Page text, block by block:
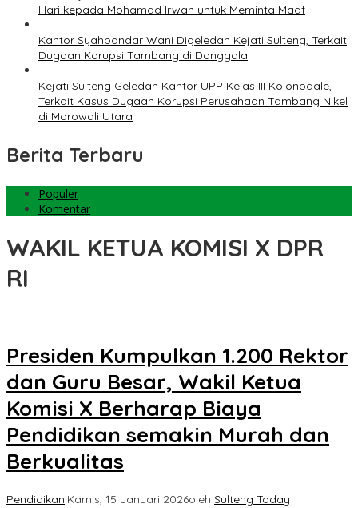
Hari kepada Mohamad Irwan untuk Meminta Maaf
Kantor Syahbandar Wani Digeledah Kejati Sulteng, Terkait
Dugaan Korupsi Tambang di Donggala
Kejati Sulteng Geledah Kantor UPP Kelas III Kolonodale,
Terkait Kasus Dugaan Korupsi Perusahaan Tambang Nikel
di Morowali Utara
Berita Terbaru
Populer
Komentar
WAKIL KETUA KOMISI X DPR
RI
Presiden Kumpulkan 1.200 Rektor
dan Guru Besar, Wakil Ketua
Komisi X Berharap Biaya
Pendidikan semakin Murah dan
Berkualitas
Pendidikan|Kamis, 15 Januari 2026oleh Sulteng Today